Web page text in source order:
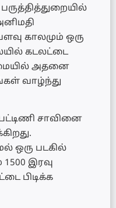
காலமும் ஒரு
கடலட்டை
அதனை
வாழ்ந்து
சாவினை
ஒரு படகில்
இரவு
பிடிக்க